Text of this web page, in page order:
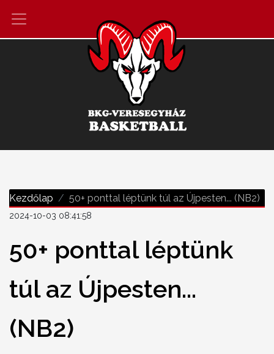
Kezdőlap 50+ ponttal léptünk túl az Újpesten... (NB2)
2024-10-03 08:41:58
50+ ponttal léptünk
túl az Újpesten...
(NB2)